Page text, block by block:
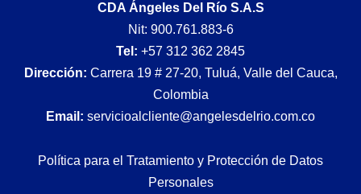
CDA Ángeles Del Río S.A.S
Nit: 900.761.883-6
Tel: +57 312 362 2845
Dirección: Carrera 19 # 27-20, Tuluá, Valle del Cauca,
Colombia
Email: servicioalcliente@angelesdelrio.com.co
Política para el Tratamiento y Protección de Datos
Personales